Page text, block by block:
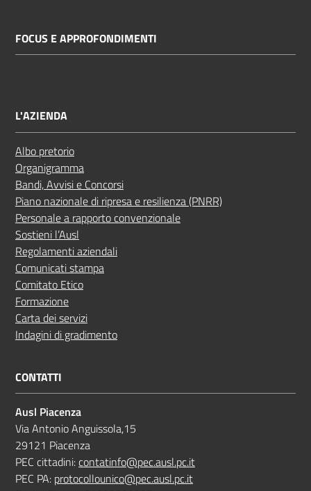
FOCUS E APPROFONDIMENTI
L'AZIENDA
Albo pretorio
Organigramma
Bandi, Avvisi e Concorsi
Piano nazionale di ripresa e resilienza (PNRR)
Personale a rapporto convenzionale
Sostieni l’Ausl
Regolamenti aziendali
Comunicati stampa
Comitato Etico
Formazione
Carta dei servizi
Indagini di gradimento
CONTATTI
Ausl Piacenza
Via Antonio Anguissola,15
29121 Piacenza
PEC cittadini:contatinfo@pec.ausl.pc.it
PEC PA: protocollounico@pec.ausl.pc.it